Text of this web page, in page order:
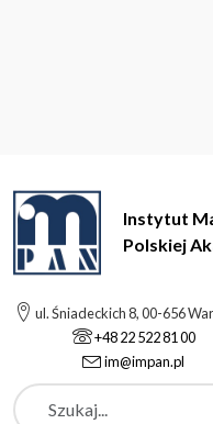
Instytut
Polskiej
ul. Śniadeckich 8, 00-656
+48 22 522 81 00
im@impan.pl
Szukaj